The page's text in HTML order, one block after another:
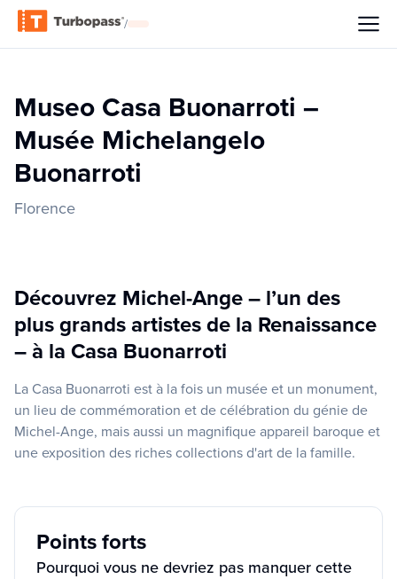
/
Museo Casa Buonarroti –
Musée Michelangelo
Buonarroti
Florence
Découvrez Michel-Ange – l’un des
plus grands artistes de la Renaissance
– à la Casa Buonarroti
La Casa Buonarroti est à la fois un musée et un monument,
un lieu de commémoration et de célébration du génie de
Michel-Ange, mais aussi un magnifique appareil baroque et
une exposition des riches collections d'art de la famille.
Points forts
Pourquoi vous ne devriez pas manquer cette